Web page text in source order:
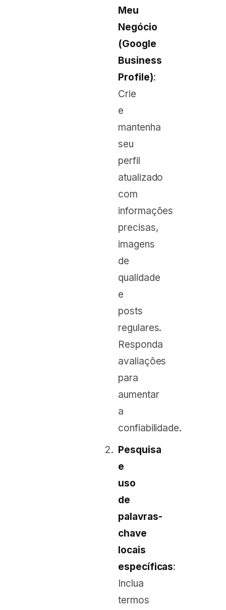
Meu
Negócio
(Google
Business
Profile):
Crie
e
mantenha
seu
perfil
atualizado
com
informações
precisas,
imagens
de
qualidade
e
posts
regulares.
Responda
avaliações
para
aumentar
a
confiabilidade.
Pesquisa
e
uso
de
palavras-
chave
locais
específicas:
Inclua
termos